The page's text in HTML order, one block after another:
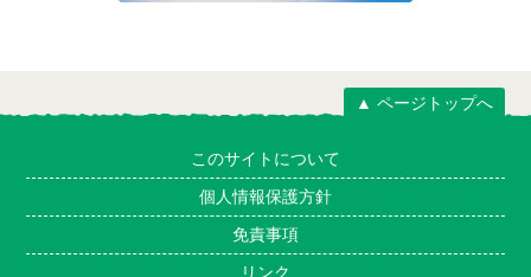
▲ ページトップへ
このサイトについて
個人情報保護方針
免責事項
リンク